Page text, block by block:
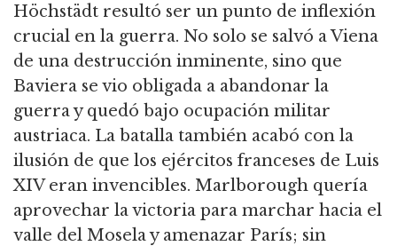
Höchstädt resultó ser un punto de inflexión
crucial en la guerra. No solo se salvó a Viena
de una destrucción inminente, sino que
Baviera se vio obligada a abandonar la
guerra y quedó bajo ocupación militar
austriaca. La batalla también acabó con la
ilusión de que los ejércitos franceses de Luis
XIV eran invencibles. Marlborough quería
aprovechar la victoria para marchar hacia el
valle del Mosela y amenazar París; sin